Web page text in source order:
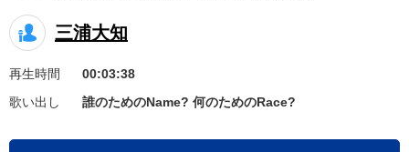
キャンペーン
お知らせ よくあるご質問
DAMの新曲・ランキングなど
三浦大知
再生時間
00:03:38
歌い出し
誰のためのName? 何のためのRace?